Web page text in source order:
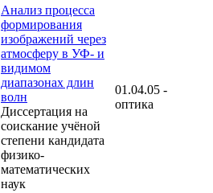
Анализ процесса
формирования
изображений через
атмосферу в УФ- и
видимом
диапазонах длин
волн
Диссертация на
соискание учёной
степени кандидата
физико-
математических
наук
01.04.05 -
оптика